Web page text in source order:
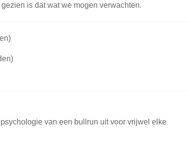
is dat wat we mogen verwachten.
psychologie van een bullrun uit voor vrijwel elke